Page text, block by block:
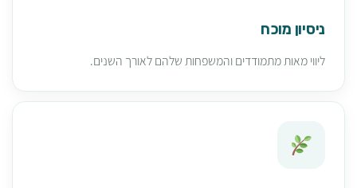
ניסיון מוכח
ליווי מאות מתמודדים והמשפחות שלהם לאורך השנים.